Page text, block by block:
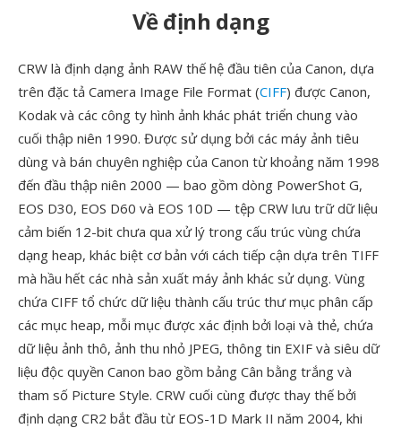
Về định dạng
CRW là định dạng ảnh RAW thế hệ đầu tiên của Canon, dựa
trên đặc tả Camera Image File Format (CIFF) được Canon,
Kodak và các công ty hình ảnh khác phát triển chung vào
cuối thập niên 1990. Được sử dụng bởi các máy ảnh tiêu
dùng và bán chuyên nghiệp của Canon từ khoảng năm 1998
đến đầu thập niên 2000 — bao gồm dòng PowerShot G,
EOS D30, EOS D60 và EOS 10D — tệp CRW lưu trữ dữ liệu
cảm biến 12-bit chưa qua xử lý trong cấu trúc vùng chứa
dạng heap, khác biệt cơ bản với cách tiếp cận dựa trên TIFF
mà hầu hết các nhà sản xuất máy ảnh khác sử dụng. Vùng
chứa CIFF tổ chức dữ liệu thành cấu trúc thư mục phân cấp
các mục heap, mỗi mục được xác định bởi loại và thẻ, chứa
dữ liệu ảnh thô, ảnh thu nhỏ JPEG, thông tin EXIF và siêu dữ
liệu độc quyền Canon bao gồm bảng Cân bằng trắng và
tham số Picture Style. CRW cuối cùng được thay thế bởi
định dạng CR2 bắt đầu từ EOS-1D Mark II năm 2004, khi